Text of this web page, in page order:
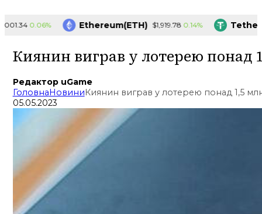
0.06% Ethereum(ETH) $1,919.78 0.14%
Киянин виграв у лотерею понад
Редактор uGame
ГоловнаНовиниКиянин виграв у лотерею понад 1,5
05.05.2023